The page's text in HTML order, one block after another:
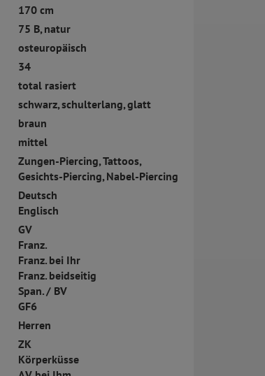
170 cm
75 B, natur
osteuropäisch
34
total rasiert
schwarz, schulterlang, glatt
braun
mittel
Zungen-Piercing, Tattoos,
Gesichts-Piercing, Nabel-Piercing
Deutsch
Englisch
GV
Franz.
Franz. bei Ihr
Franz. beidseitig
Span. / BV
GF6
Herren
ZK
Körperküsse